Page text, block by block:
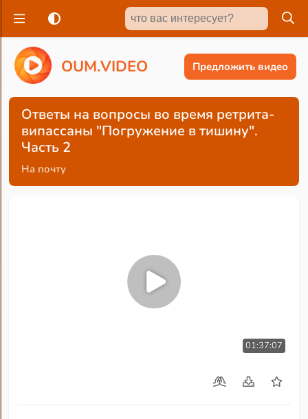
OUM.VIDEO Предложить видео
Ответы на вопросы во время ретрита-
випассаны "Погружение в тишину".
Часть 2
На почту
01:37:07